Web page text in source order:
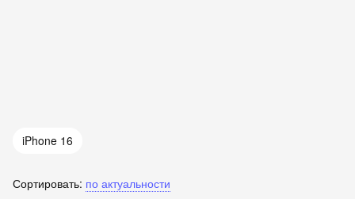
iPhone 16
Сортировать: по актуальности